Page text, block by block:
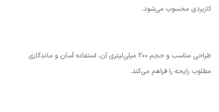
کاربردی محسوب می‌شود.
طراحی مناسب و حجم 200 میلی‌لیتری آن، استفاده آسان و ماندگاری
مطلوب رایحه را فراهم می‌کند.